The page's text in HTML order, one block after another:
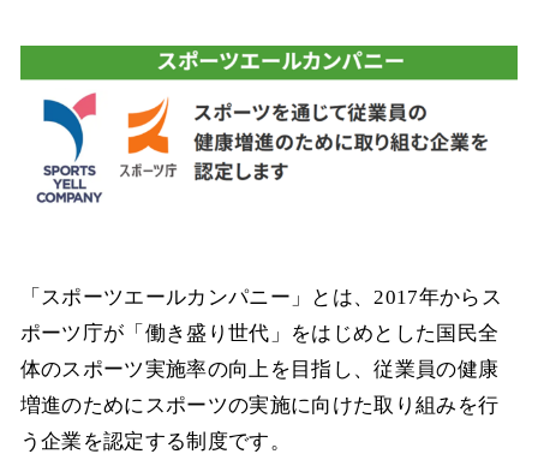
「スポーツエールカンパニー」とは、2017年からス
ポーツ庁が「働き盛り世代」をはじめとした国民全
体のスポーツ実施率の向上を目指し、従業員の健康
増進のためにスポーツの実施に向けた取り組みを行
う企業を認定する制度です。